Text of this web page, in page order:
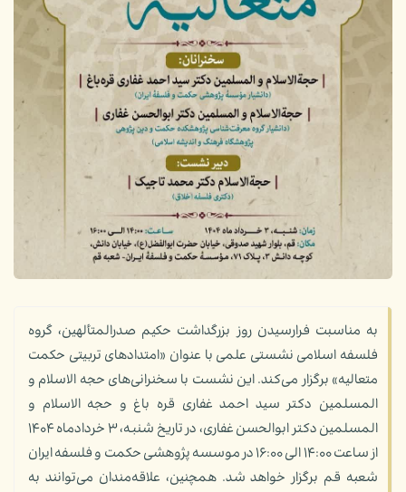
به مناسبت فرارسیدن روز بزرگداشت حکیم صدرالمتألهین، گروه
فلسفه اسلامی نشستی علمی با عنوان «امتدادهای تربیتی حکمت
متعالیه» برگزار می‌کند. این نشست با سخنرانی‌های حجه الاسلام و
المسلمین دکتر سید احمد غفاری قره باغ و حجه الاسلام و
المسلمین دکتر ابوالحسن غفاری، در تاریخ شنبه، ۳ خردادماه ۱۴۰۴
از ساعت ۱۴:۰۰ الی ۱۶:۰۰ در موسسه پژوهشی حکمت و فلسفه ایران
شعبه قم برگزار خواهد شد. همچنین، علاقه‌مندان می‌توانند به